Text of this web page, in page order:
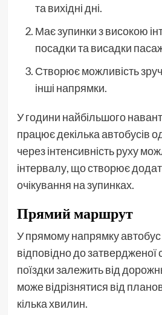
та вихідні дні.
Має зупинки з високою
посадки та висадки
Створює можливість
інші напрямки.
У години найбільшого
працює декілька автобусів
через інтенсивність руху
інтервалу, що створює
очікування на зупинках.
Прямий маршрут
У прямому напрямку автобус
відповідно до затвердженої
поїздки залежить від
може відрізнятися від
кілька хвилин.